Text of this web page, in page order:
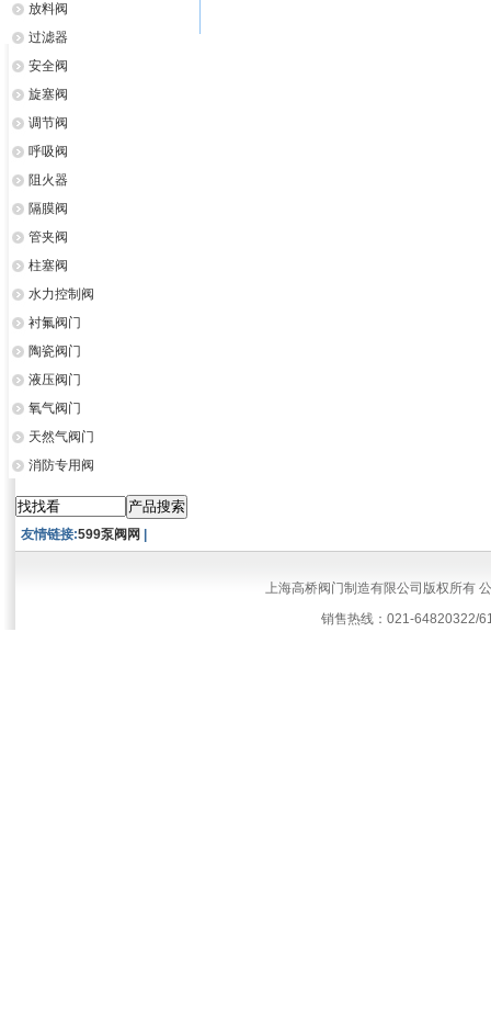
放料阀
过滤器
安全阀
旋塞阀
调节阀
呼吸阀
阻火器
隔膜阀
管夹阀
柱塞阀
水力控制阀
衬氟阀门
陶瓷阀门
液压阀门
氧气阀门
天然气阀门
消防专用阀
友情链接:599泵阀网
上海高桥阀门制造有限公司版权所有
销售热线：021-64820322/